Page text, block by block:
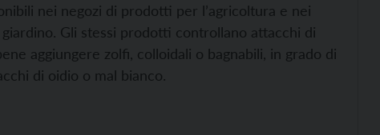
nei negozi di prodotti per l’agricoltura e nei
Gli stessi prodotti controllano attacchi di
aggiungere zolfi, colloidali o bagnabili, in grado di
di oidio o mal bianco.